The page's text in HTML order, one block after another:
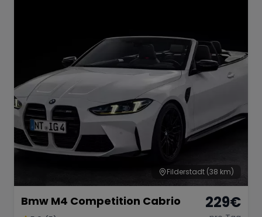
Filderstadt (38 km)
Bmw M4 Competition Cabrio 229€